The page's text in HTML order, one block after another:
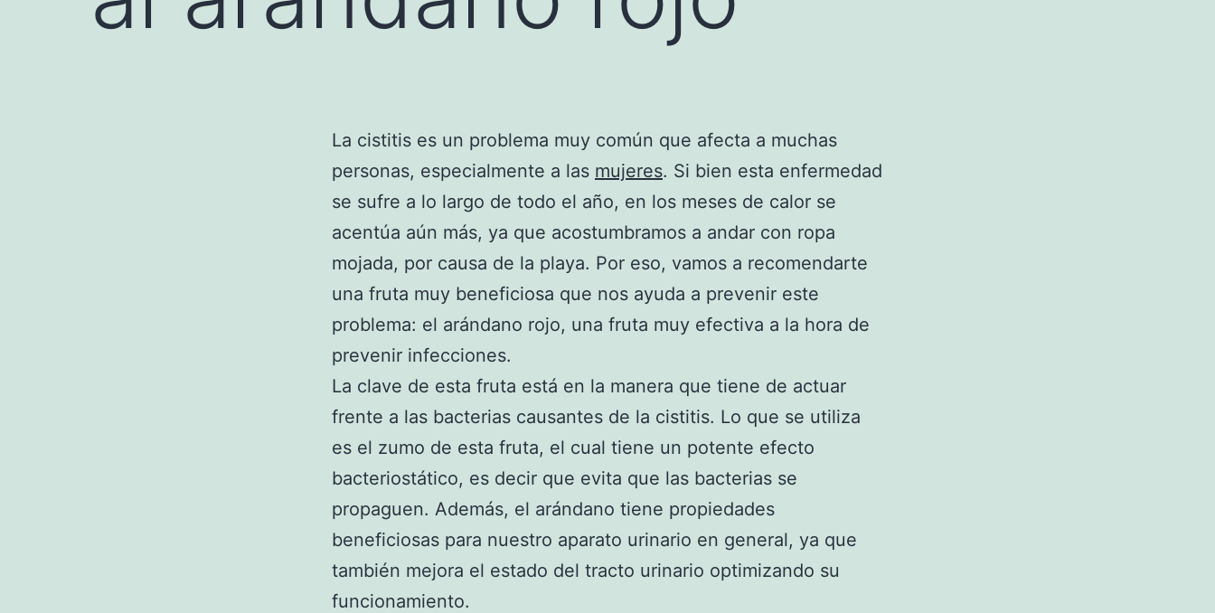
La cistitis es un problema muy común que afecta a muchas
personas, especialmente a las mujeres. Si bien esta enfermedad
se sufre a lo largo de todo el año, en los meses de calor se
acentúa aún más, ya que acostumbramos a andar con ropa
mojada, por causa de la playa. Por eso, vamos a recomendarte
una fruta muy beneficiosa que nos ayuda a prevenir este
problema: el arándano rojo, una fruta muy efectiva a la hora de
prevenir infecciones.
La clave de esta fruta está en la manera que tiene de actuar
frente a las bacterias causantes de la cistitis. Lo que se utiliza
es el zumo de esta fruta, el cual tiene un potente efecto
bacteriostático, es decir que evita que las bacterias se
propaguen. Además, el arándano tiene propiedades
beneficiosas para nuestro aparato urinario en general, ya que
también mejora el estado del tracto urinario optimizando su
funcionamiento.